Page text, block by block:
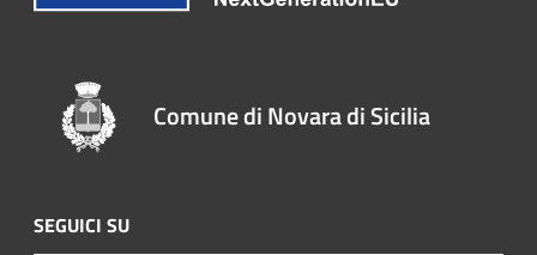
Comune di Novara di Sicilia
SEGUICI SU